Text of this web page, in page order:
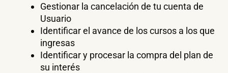
Gestionar la cancelación de tu cuenta de
Usuario
Identificar el avance de los cursos a los que
ingresas
Identificar y procesar la compra del plan de
su interés